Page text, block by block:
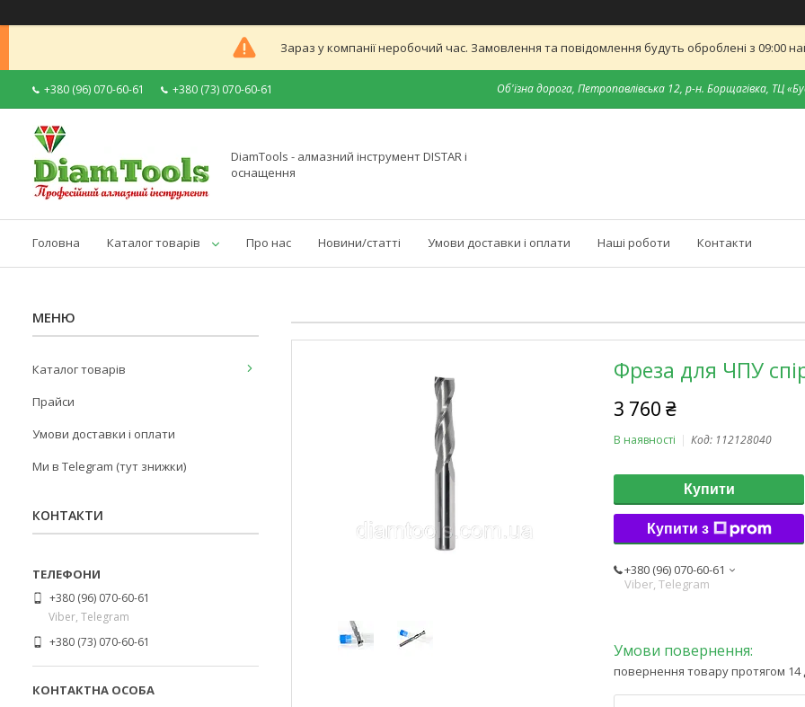
Зараз у компанії неробочий час. Замовлення та повідомлення будуть оброблені з 09:00
+380 (96) 070-60-61 +380 (73) 070-60-61 Об'їзна дорога, Петропавлівська 12, р-н. Борщагівка, ТЦ
DiamTools - алмазний інструмент DISTAR і
оснащення
Головна Каталог товарів Про нас Новини/статті Умови доставки і оплати Наші роботи Контакти
Фреза для ЧПУ
3 760 ₴
В наявності Код: 112128040
Купити
Купити з
+380 (96) 070-60-61
Viber, Telegram
повернення товару протягом 14
Каталог товарів
Прайси
Умови доставки і оплати
Ми в Telegram (тут знижки)
КОНТАКТИ
+380 (96) 070-60-61
Viber, Telegram
+380 (73) 070-60-61